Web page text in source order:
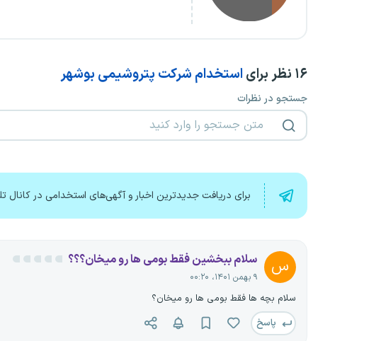
۱۶ نظر برای استخدام شرکت پتروشیمی بوشهر
جستجو در نظرات
برای دریافت جدیدترین اخبار و آگهی‌های استخدامی در کانال
س سلام ببخشین فقط بومی ها رو میخان؟؟؟
۹ بهمن ۱۴۰۱، ۰۰:۲۰
سلام بچه ها فقط بومی ها رو میخان؟
پاسخ